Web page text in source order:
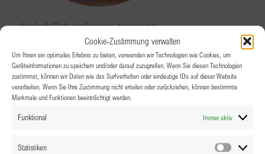
Cookie-Zustimmung verwalten
Um Ihnen ein optimales Erlebnis zu bieten, verwenden wir Technologien wie Cookies, um
Geräteinformationen zu speichern und/oder darauf zuzugreifen. Wenn Sie diesen Technologien
zustimmst, können wir Daten wie das Surfverhalten oder eindeutige IDs auf dieser Website
verarbeiten. Wenn Sie Ihre Zustimmung nicht erteilen oder zurückziehen, können bestimmte
Merkmale und Funktionen beeinträchtigt werden.
Funktional Immer aktiv
Statistiken
elisabeth@physiotherapie-bewegt.net
Elisabeth Burgstaller
Schriftführerin